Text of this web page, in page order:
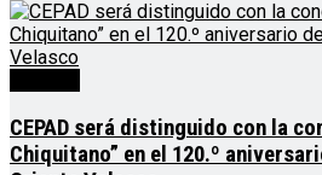
CEPAD será distinguido con la
Chiquitano” en el 120.º